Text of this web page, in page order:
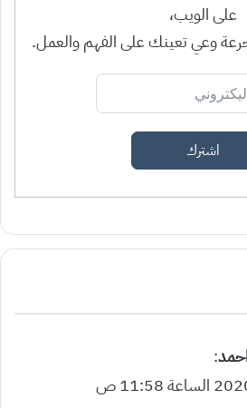
على الويب،
وعي تعينك على الفهم والعمل.
اشترك
: